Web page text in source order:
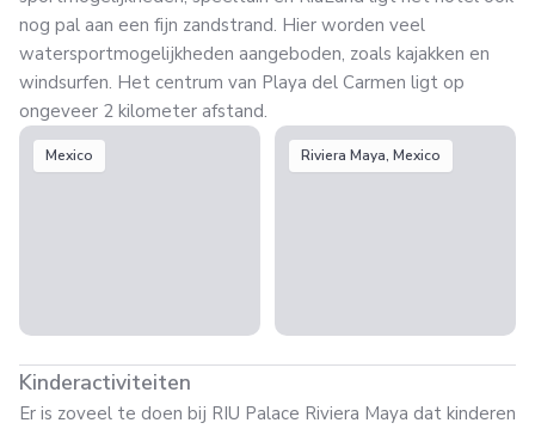
nog pal aan een fijn zandstrand. Hier worden veel
watersportmogelijkheden aangeboden, zoals kajakken en
windsurfen. Het centrum van Playa del Carmen ligt op
ongeveer 2 kilometer afstand.
Mexico Riviera Maya, Mexico
Kinderactiviteiten
Er is zoveel te doen bij RIU Palace Riviera Maya dat kinderen